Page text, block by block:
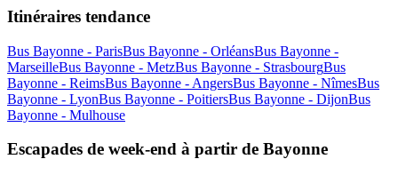
Itinéraires tendance
Bus Bayonne - ParisBus Bayonne - OrléansBus Bayonne -
MarseilleBus Bayonne - MetzBus Bayonne - StrasbourgBus
Bayonne - ReimsBus Bayonne - AngersBus Bayonne - NîmesBus
Bayonne - LyonBus Bayonne - PoitiersBus Bayonne - DijonBus
Bayonne - Mulhouse
Escapades de week-end à partir de Bayonne